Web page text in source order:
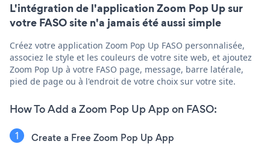
L'intégration de l'application Zoom Pop Up sur
votre FASO site n'a jamais été aussi simple
Créez votre application Zoom Pop Up FASO personnalisée,
associez le style et les couleurs de votre site web, et ajoutez
Zoom Pop Up à votre FASO page, message, barre latérale,
pied de page ou à l'endroit de votre choix sur votre site.
How To Add a Zoom Pop Up App on FASO:
Create a Free Zoom Pop Up App